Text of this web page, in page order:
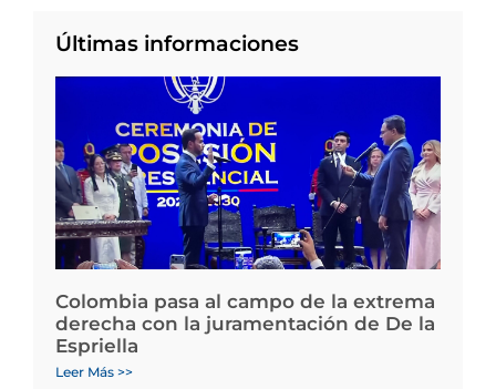
Últimas informaciones
Colombia pasa al campo de la extrema
derecha con la juramentación de De la
Espriella
Leer Más >>